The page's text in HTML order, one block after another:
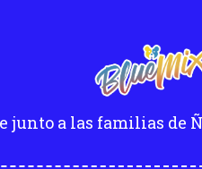
junto a las familias de